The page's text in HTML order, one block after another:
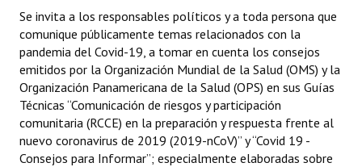
Se invita a los responsables políticos y a toda persona que
comunique públicamente temas relacionados con la
pandemia del Covid-19, a tomar en cuenta los consejos
emitidos por la Organización Mundial de la Salud (OMS) y la
Organización Panamericana de la Salud (OPS) en sus Guías
Técnicas “Comunicación de riesgos y participación
comunitaria (RCCE) en la preparación y respuesta frente al
nuevo coronavirus de 2019 (2019-nCoV)” y “Covid 19 -
Consejos para Informar”; especialmente elaboradas sobre